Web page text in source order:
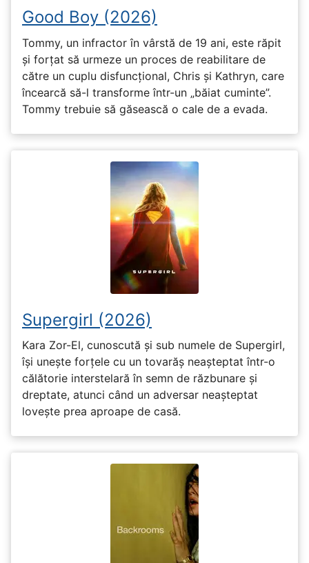
Good Boy (2026)
Tommy, un infractor în vârstă de 19 ani, este răpit
și forțat să urmeze un proces de reabilitare de
către un cuplu disfuncțional, Chris și Kathryn, care
încearcă să-l transforme într-un „băiat cuminte”.
Tommy trebuie să găsească o cale de a evada.
Supergirl (2026)
Kara Zor-El, cunoscută și sub numele de Supergirl,
își unește forțele cu un tovarăș neașteptat într-o
călătorie interstelară în semn de răzbunare și
dreptate, atunci când un adversar neașteptat
lovește prea aproape de casă.